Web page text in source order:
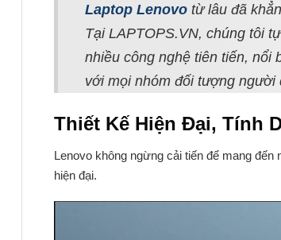
Laptop Lenovotừ lâu đã
Tại LAPTOPS.VN, chúng tôi
nhiều công nghệ tiên tiến, nổi
với mọi nhóm đối tượng người
Thiết Kế Hiện Đại, Tính
Lenovo không ngừng cải tiến để mang đến
hiện đại.